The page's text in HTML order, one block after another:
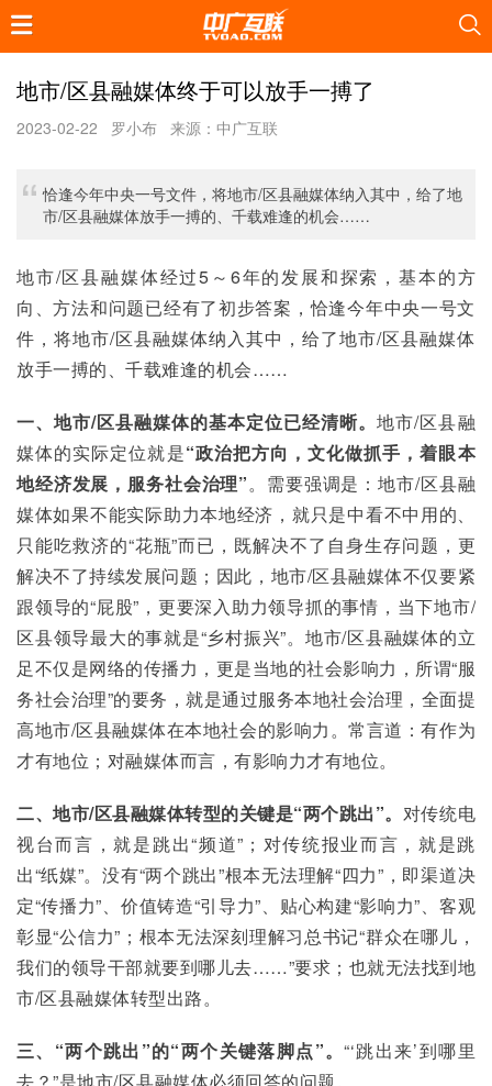
地市/区县融媒体终于可以放手一搏了
2023-02-22 罗小布 来源：中广互联
恰逢今年中央一号文件，将地市/区县融媒体纳入其中，给了地
市/区县融媒体放手一搏的、千载难逢的机会……
地市/区县融媒体经过5～6年的发展和探索，基本的方
向、方法和问题已经有了初步答案，恰逢今年中央一号文
件，将地市/区县融媒体纳入其中，给了地市/区县融媒体
放手一搏的、千载难逢的机会……
一、地市/区县融媒体的基本定位已经清晰。地市/区县融
媒体的实际定位就是“政治把方向，文化做抓手，着眼本
地经济发展，服务社会治理”。需要强调是：地市/区县融
媒体如果不能实际助力本地经济，就只是中看不中用的、
只能吃救济的“花瓶”而已，既解决不了自身生存问题，更
解决不了持续发展问题；因此，地市/区县融媒体不仅要紧
跟领导的“屁股”，更要深入助力领导抓的事情，当下地市/
区县领导最大的事就是“乡村振兴”。地市/区县融媒体的立
足不仅是网络的传播力，更是当地的社会影响力，所谓“服
务社会治理”的要务，就是通过服务本地社会治理，全面提
高地市/区县融媒体在本地社会的影响力。常言道：有作为
才有地位；对融媒体而言，有影响力才有地位。
二、地市/区县融媒体转型的关键是“两个跳出”。 对传统电
视台而言，就是跳出“频道”；对传统报业而言，就是跳
出“纸媒”。没有“两个跳出”根本无法理解“四力”，即渠道决
定“传播力”、价值铸造“引导力”、贴心构建“影响力”、客观
彰显“公信力”；根本无法深刻理解习总书记“群众在哪儿，
我们的领导干部就要到哪儿去……”要求；也就无法找到地
市/区县融媒体转型出路。
三、“两个跳出”的“两个关键落脚点”。“‘跳出来’到哪里